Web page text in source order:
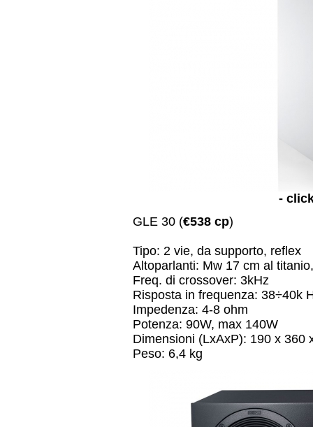
-
GLE 30 (€538 cp)
Tipo: 2 vie, da supporto, reflex
Altoparlanti: Mw 17 cm al
Freq. di crossover: 3kHz
Risposta in frequenza: 38÷40k
Impedenza: 4-8 ohm
Potenza: 90W, max 140W
Dimensioni (LxAxP): 190 x 360
Peso: 6,4 kg